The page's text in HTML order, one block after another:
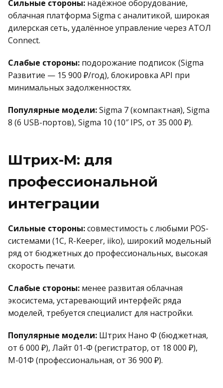
Сильные стороны: надёжное оборудование,
облачная платформа Sigma с аналитикой, широкая
дилерская сеть, удалённое управление через АТОЛ
Connect.
Слабые стороны: подорожание подписок (Sigma
Развитие — 15 900 ₽/год), блокировка API при
минимальных задолженностях.
Популярные модели:Sigma 7 (компактная), Sigma
8 (6 USB-портов), Sigma 10 (10″ IPS, от 35 000 ₽).
Штрих-М: для
профессиональной
интеграции
Сильные стороны:совместимость с любыми POS-
системами (1С, R-Keeper, iiko), широкий модельный
ряд от бюджетных до профессиональных, высокая
скорость печати.
Слабые стороны: менее развитая облачная
экосистема, устаревающий интерфейс ряда
моделей, требуется специалист для настройки.
Популярные модели: Штрих Нано Ф (бюджетная,
от 6 000 ₽), Лайт 01-Ф (регистратор, от 18 000 ₽),
М-01Ф (профессиональная, от 36 900 ₽).